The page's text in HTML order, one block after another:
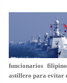
funcionarios
astillero para evitar